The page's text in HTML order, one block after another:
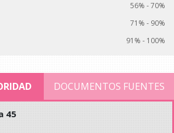
56% - 70%
71% - 90%
91% - 100%
DOCUMENTOS FUENTES
45